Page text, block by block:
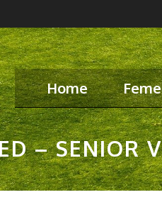
Home
– SENIOR